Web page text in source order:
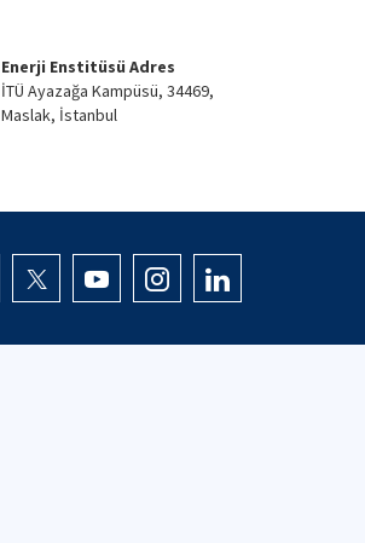
Enerji Enstitüsü Adres
İTÜ Ayazağa Kampüsü, 34469,
Maslak, İstanbul